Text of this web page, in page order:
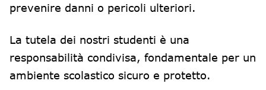
prevenire danni o pericoli ulteriori.
La tutela dei nostri studenti è una
responsabilità condivisa, fondamentale per un
ambiente scolastico sicuro e protetto.